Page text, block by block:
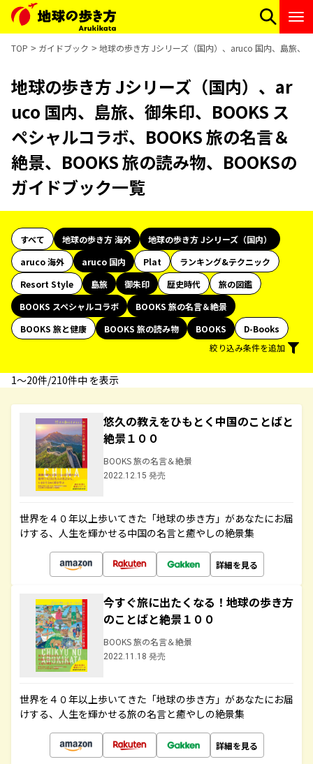
TOP ガイドブック 地球の歩き方 Jシリーズ（国内）、aruco 国内、島旅、
地球の歩き方 Jシリーズ（国内）、ar
uco 国内、島旅、御朱印、BOOKS ス
ペシャルコラボ、BOOKS 旅の名言＆
絶景、BOOKS 旅の読み物、BOOKSの
ガイドブック一覧
すべて 地球の歩き方 海外
地球の歩き方 Jシリーズ（国内）
aruco 海外
aruco 国内 Plat
ランキング&テクニック
Resort Style
島旅 御朱印 歴史時代
旅の図鑑
BOOKS スペシャルコラボ
BOOKS 旅の名言＆絶景
BOOKS 旅と健康
BOOKS 旅の読み物 BOOKS
D-Books
絞り込み条件を追加
1〜20件/210件中 を表示
悠久の教えをひもとく中国のことばと
絶景１００
BOOKS 旅の名言＆絶景
2022.12.15 発売
世界を４０年以上歩いてきた「地球の歩き方」があなたにお届
けする、人生を輝かせる中国の名言と癒やしの絶景集
詳細を見る
今すぐ旅に出たくなる！地球の歩き方
のことばと絶景１００
BOOKS 旅の名言＆絶景
2022.11.18 発売
世界を４０年以上歩いてきた「地球の歩き方」があなたにお届
けする、人生を輝かせる旅の名言と癒やしの絶景集
詳細を見る